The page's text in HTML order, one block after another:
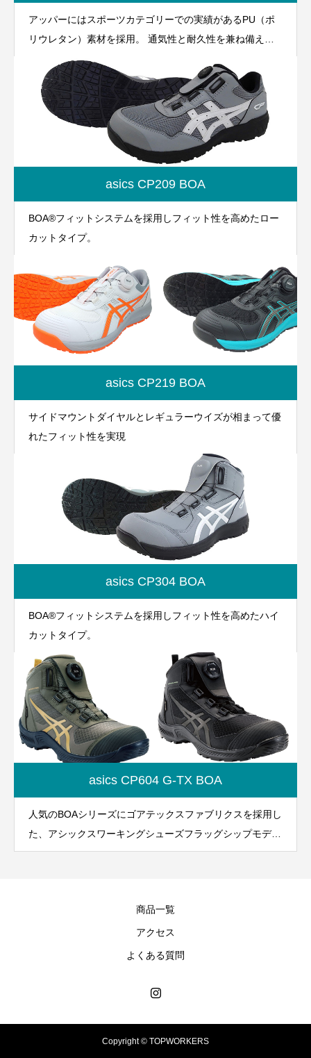
アッパーにはスポーツカテゴリーでの実績があるPU（ポ
リウレタン）素材を採用。 通気性と耐久性を兼ね備え
た、ワーキングシューズ「ウィンジョブ」の“新しいカタ
チ”。
asics CP209 BOA
BOA®フィットシステムを採用しフィット性を高めたロー
カットタイプ。
asics CP219 BOA
サイドマウントダイヤルとレギュラーウイズが相まって優
れたフィット性を実現
asics CP304 BOA
BOA®フィットシステムを採用しフィット性を高めたハイ
カットタイプ。
asics CP604 G-TX BOA
人気のBOAシリーズにゴアテックスファブリクスを採用し
た、アシックスワーキングシューズフラッグシップモデ
ル！
商品一覧
アクセス
よくある質問
Copyright © TOPWORKERS